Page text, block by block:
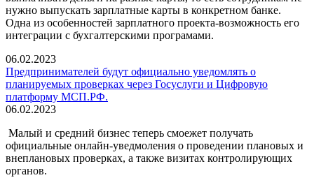
нужно выпускать зарплатные карты в конкретном банке.
Одна из особенностей зарплатного проекта-возможность его
интеграции с бухгалтерскими програмами.
06.02.2023
Предпринимателей будут официально уведомлять о
планируемых проверках через Госуслуги и Цифровую
платформу МСП.РФ.
06.02.2023
Малый и средний бизнес теперь смоежет получать
официальные онлайн-уведмоления о проведении плановых и
внеплановых проверках, а также визитах контролирующих
органов.